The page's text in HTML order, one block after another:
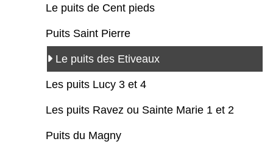
Le puits de Cent pieds
Puits Saint Pierre
Le puits des Etiveaux
Les puits Lucy 3 et 4
Les puits Ravez ou Sainte Marie 1 et 2
Puits du Magny